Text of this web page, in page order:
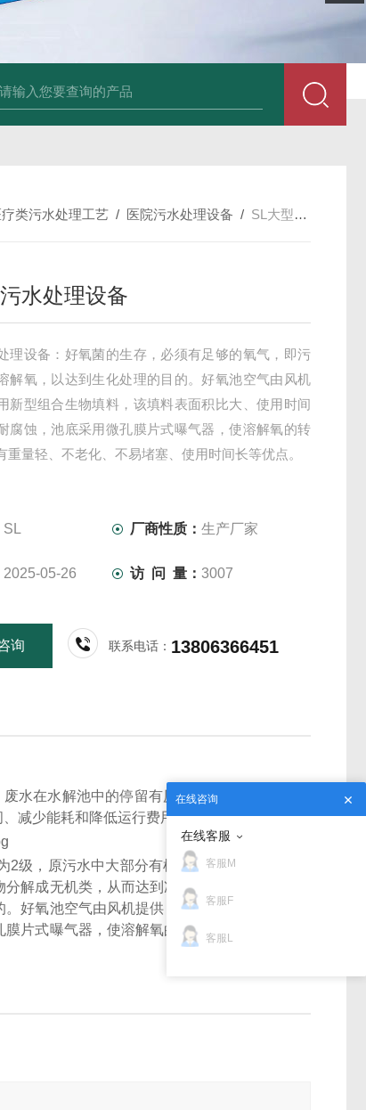
d镀铝膜分离清洗机 SL-wl转鼓式纸浆浓缩机 SL-l离型纸碎浆机
疗类污水处理工艺 / 医院污水处理设备 / SL大型医院污水处理设备
水处理设备
理设备：好氧菌的生存，必须有足够的氧气，即污
解氧，以达到生化处理的目的。好氧池空气由风机
新型组合生物填料，该填料表面积比大、使用时间
腐蚀，池底采用微孔膜片式曝气器，使溶解氧的转
重量轻、不老化、不易堵塞、使用时间长等优点。
SL 厂商性质：生产厂家
2025-05-26 访 问 量：3007
询 联系电话： 13806366451
水在水解池中的停留有厌氧发酵作用，进一
减少能耗和降低运行费用。
级，原污水中大部分有机物在此得到降解和
解成无机类，从而达到净化目的。好氧菌的
好氧池空气由风机提供，池内采用新型组合
片式曝气器，使溶解氧的转移率高，同时有
在线咨询
在线客服
客服M
客服F
客服L